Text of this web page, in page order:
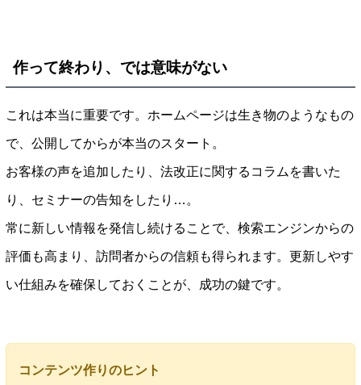
作って終わり、では意味がない
これは本当に重要です。ホームページは生き物のようなもの
で、公開してからが本当のスタート。
お客様の声を追加したり、法改正に関するコラムを書いた
り、セミナーの告知をしたり…。
常に新しい情報を発信し続けることで、検索エンジンからの
評価も高まり、訪問者からの信頼も得られます。更新しやす
い仕組みを確保しておくことが、成功の鍵です。
コンテンツ作りのヒント